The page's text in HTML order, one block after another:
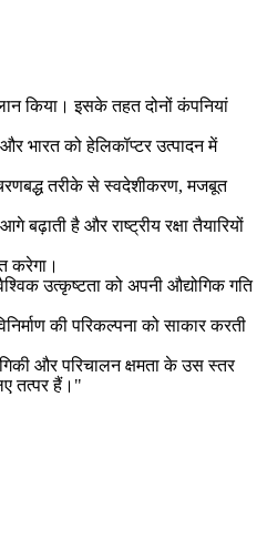
किया। इसके तहत दोनों कंपनियां
भारत को हेलिकॉप्टर उत्पादन में
तरीके से स्वदेशीकरण, मजबूत
है और राष्ट्रीय रक्षा तैयारियों
करेगा।
उत्कृष्टता को अपनी औद्योगिक गति
की परिकल्पना को साकार करती
और परिचालन क्षमता के उस स्तर
तत्पर हैं।"